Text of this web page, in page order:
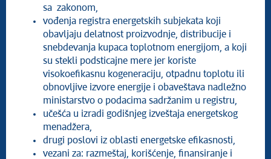
sa zakonom,
vođenja registra energetskih subjekata koji
obavljaju delatnost proizvodnje, distribucije i
snebdevanja kupaca toplotnom energijom, a koji
su stekli podsticajne mere jer koriste
visokoefikasnu kogeneraciju, otpadnu toplotu ili
obnovljive izvore energije i obaveštava nadležno
ministarstvo o podacima sadržanim u registru,
učešća u izradi godišnjeg izveštaja energetskog
menadžera,
drugi poslovi iz oblasti energetske efikasnosti,
vezani za: razmeštaj, korišćenje, finansiranje i